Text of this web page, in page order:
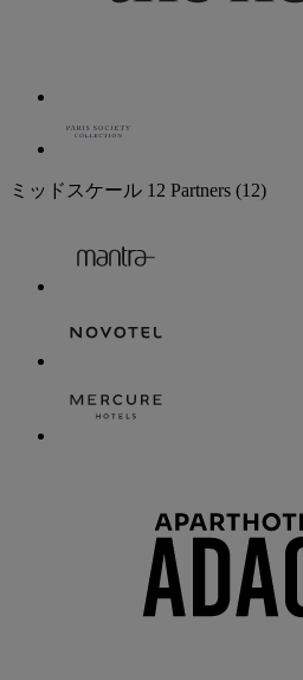
ミッドスケール 12 Partners (12)